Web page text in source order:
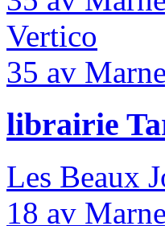
Vertico
35 av
librairie
Les Beaux
18 av